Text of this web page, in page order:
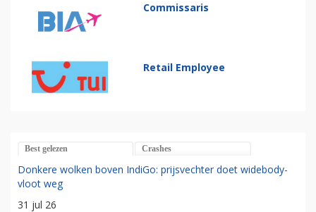
Commissaris
Retail Employee
Best gelezen Crashes
Donkere wolken boven IndiGo: prijsvechter doet widebody-
vloot weg
31 jul 26